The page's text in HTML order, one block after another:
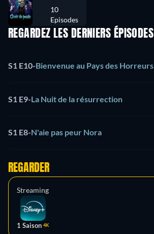
10
Episodes
REGARDEZ LES DERNIERS ÉPISODES
S1 E10-Bienvenue au Pays des Horreurs
S1 E9-La Nuit de la résurrection
S1 E8-N'aie pas peur Nora
REGARDER
Streaming
1 Saison 4K